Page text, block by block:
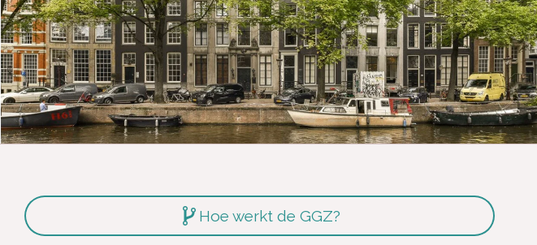
Hoe werkt de GGZ?